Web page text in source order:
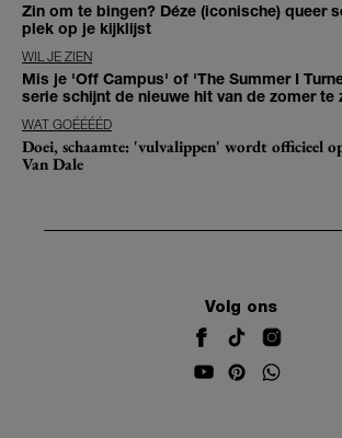
Zin om te bingen? Déze (iconische) queer
plek op je kijklijst
WIL JE ZIEN
Mis je 'Off Campus' of 'The Summer I
serie schijnt de nieuwe hit van de zomer te
WAT GOÉÉÉÉD
Doei, schaamte: 'vulvalippen' wordt officieel
Van Dale
Volg ons